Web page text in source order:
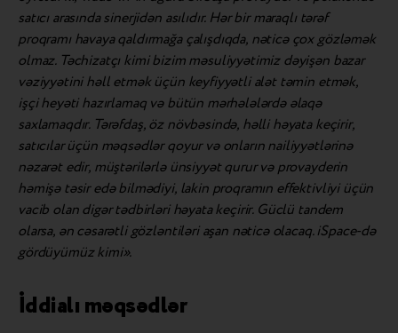
satıcı arasında sinerjidən asılıdır. Hər bir maraqlı tərəf
proqramı havaya qaldırmağa çalışdıqda, nəticə çox gözləmək
olmaz. Təchizatçı kimi bizim məsuliyyətimiz dəyişən bazar
vəziyyətini həll etmək üçün keyfiyyətli alət təmin etmək,
işçi heyəti hazırlamaq və bütün mərhələlərdə əlaqə
saxlamaqdır. Tərəfdaş, öz növbəsində, həlli həyata keçirir,
satıcılar üçün məqsədlər qoyur və onların nailiyyətlərinə
nəzarət edir, müştərilərlə ünsiyyət qurur və provayderin
həmişə təsir edə bilmədiyi, lakin proqramın effektivliyi üçün
vacib olan digər tədbirləri həyata keçirir. Güclü tandem
olarsa, ən cəsarətli gözləntiləri aşan nəticə olacaq. iSpace-də
gördüyümüz kimi».
İddialı məqsədlər